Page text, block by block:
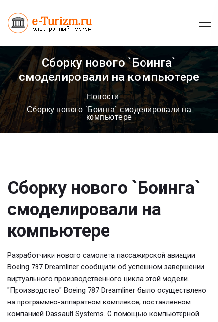
Сборку нового `Боинга`
смоделировали на компьютере
Новости
Сборку нового `Боинга` смоделировали на
компьютере
Сборку нового `Боинга`
смоделировали на
компьютере
Разработчики нового самолета пассажирской авиации
Boeing 787 Dreamliner сообщили об успешном завершении
виртуального производственного цикла этой модели.
"Производство" Boeing 787 Dreamliner было осуществлено
на программно-аппаратном комплексе, поставленном
компанией Dassault Systems. С помощью компьютерной